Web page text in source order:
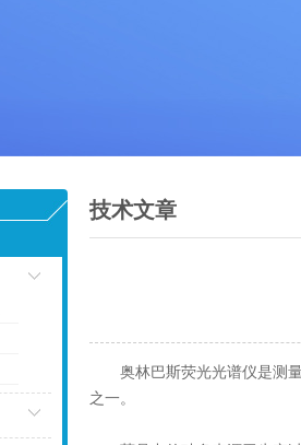
技术文章
奥林巴斯荧光光谱仪是测
之一。